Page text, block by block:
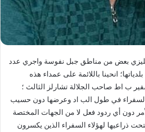
بعض من مناطق جبل نفوسة واجري عدد
انحينا باللائمة على عمداء هذه
ب اط صاحب الجلالة تشارلز الثالث ؛
السفراء في طول الب اد وعرضها دون حسيب
دون أي ردود فعل لا من الجهات المختصة
ذراعيها لهؤلاء السفراء الذين يكسرون